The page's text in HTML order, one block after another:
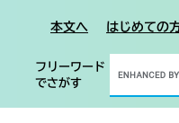
本文へ はじめての
フリーワード
でさがす